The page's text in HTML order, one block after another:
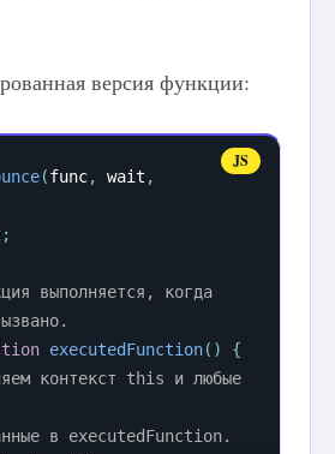
версия функции:
(func, wait ,
;
выполняется, когда
executedFunction( )
{
контекст this и любые
в executedFunction.